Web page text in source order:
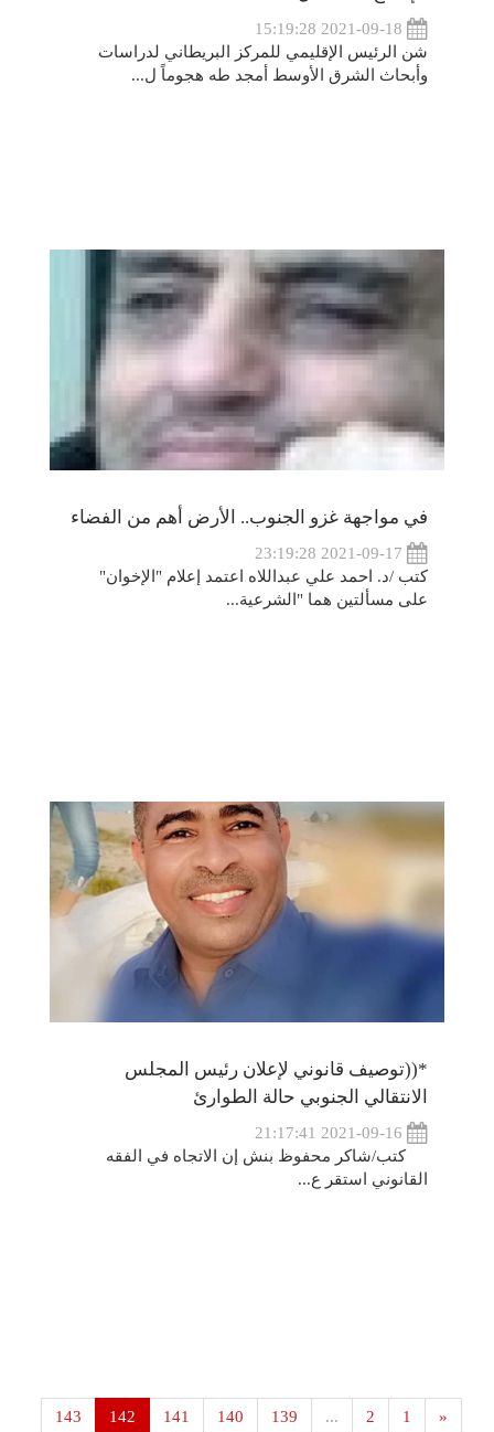
شن الرئيس الإقليمي للمركز البريطاني لدراسات
وأبحاث الشرق الأوسط أمجد طه هجوماً ل...
في مواجهة غزو الجنوب.. الأرض أهم من الفضاء
كتب /د. احمد علي عبداللاه اعتمد إعلام "الإخوان"
على مسألتين هما "الشرعية...
*((توصيف قانوني لإعلان رئيس المجلس
الانتقالي الجنوبي حالة الطوارئ
كتب/شاكر محفوظ بنش إن الاتجاه في الفقه
القانوني استقر ع...
«
1
2
...
139
140
141
142
143